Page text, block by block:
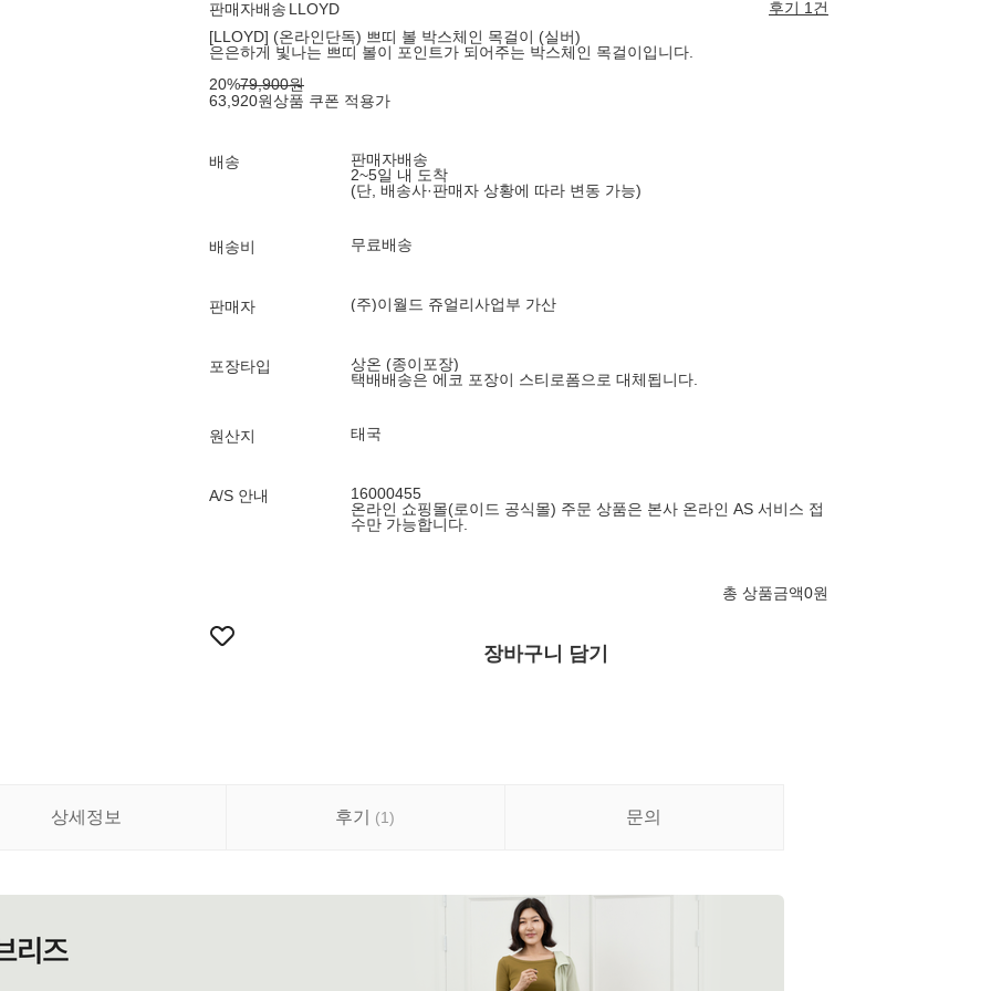
판매자배송 LLOYD
후기 1건
[LLOYD] (온라인단독) 쁘띠 볼 박스체인 목걸이 (실버)
은은하게 빛나는 쁘띠 볼이 포인트가 되어주는 박스체인 목걸이입니다.
20%79,900원
63,920원상품 쿠폰 적용가
배송
판매자배송
2~5일 내 도착
(단, 배송사·판매자 상황에 따라 변동 가능)
배송비 무료배송
판매자 (주)이월드 쥬얼리사업부 가산
포장타입
상온 (종이포장)
택배배송은 에코 포장이 스티로폼으로 대체됩니다.
원산지 태국
A/S 안내
16000455
온라인 쇼핑몰(로이드 공식몰) 주문 상품은 본사 온라인 AS 서비스 접
수만 가능합니다.
총 상품금액0원
장바구니 담기
상세정보 후기 (1) 문의